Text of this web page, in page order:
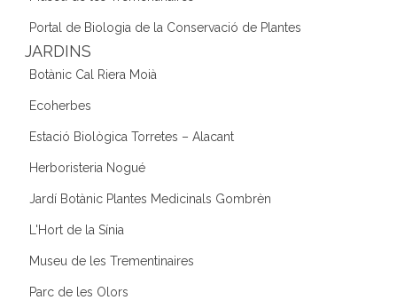
Portal de Biologia de la Conservació de Plantes
JARDINS
Botànic Cal Riera Moià
Ecoherbes
Estació Biològica Torretes – Alacant
Herboristeria Nogué
Jardí Botànic Plantes Medicinals Gombrèn
L'Hort de la Sínia
Museu de les Trementinaires
Parc de les Olors